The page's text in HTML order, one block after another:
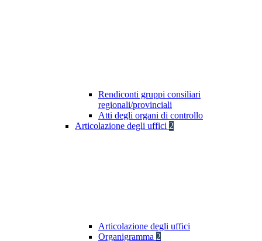
Rendiconti gruppi consiliari
regionali/provinciali
Atti degli organi di controllo
Articolazione degli uffici 2
Articolazione degli uffici
Organigramma 2